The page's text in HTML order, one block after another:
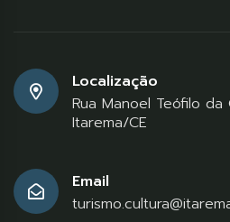
Localização
Rua Manoel Teófilo
Itarema/CE
Email